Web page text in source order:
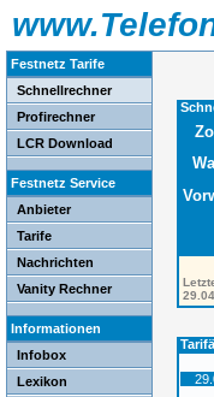
Festnetz Tarife
Schnellrechner
Profirechner
LCR Download
Festnetz Service
Anbieter
Tarife
Nachrichten
Vanity Rechner
Informationen
Infobox
Lexikon